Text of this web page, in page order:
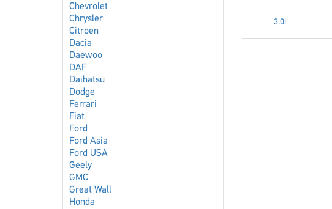
Chevrolet
Chrysler
Citroen
Dacia
Daewoo
DAF
Daihatsu
Dodge
Ferrari
Fiat
Ford
Ford Asia
Ford USA
Geely
GMC
Great Wall
Honda
3.0i